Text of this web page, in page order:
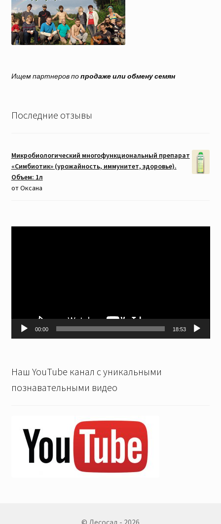
Ищем партнеров попродаже или обмену семян
Последние отзывы
Микробиологический многофункциональный препарат
«Симбиотик» (урожайность, иммунитет, здоровье).
Объем: 1л
от Оксана
00:00 18:53
Наш YouTube канал с уникальными
познавательными видео
© Лесосад - 2026